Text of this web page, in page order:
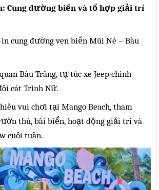
Cung đường biển và tổ hợp giải trí
in cung đường ven biển Mũi Né – Bàu
Bàu Trắng, tự túc xe Jeep chinh
cát Trinh Nữ.
vui chơi tại Mango Beach, tham
thú, bãi biển, hoạt động giải trí và
cuối tuần.